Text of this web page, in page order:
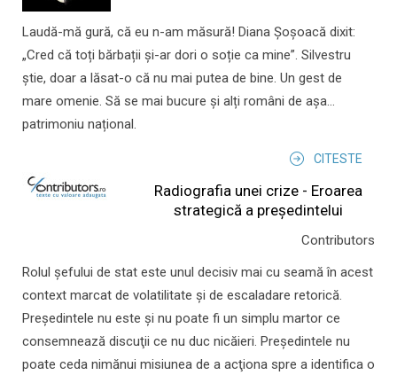
Laudă-mă gură, că eu n-am măsură! Diana Șoșoacă dixit:
„Cred că toți bărbații și-ar dori o soție ca mine”. Silvestru
știe, doar a lăsat-o că nu mai putea de bine. Un gest de
mare omenie. Să se mai bucure și alți români de așa...
patrimoniu național.
CITESTE
Radiografia unei crize - Eroarea
strategică a președintelui
Contributors
Rolul şefului de stat este unul decisiv mai cu seamă în acest
context marcat de volatilitate şi de escaladare retorică.
Preşedintele nu este şi nu poate fi un simplu martor ce
consemnează discuţii ce nu duc nicăieri. Preşedintele nu
poate ceda nimănui misiunea de a acţiona spre a identifica o